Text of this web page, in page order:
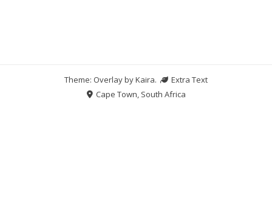
Theme: Overlay byKaira.
Extra Text
Cape Town, South Africa